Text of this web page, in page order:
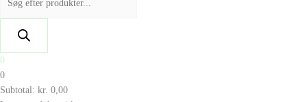
0
0
Subtotal: kr. 0,00